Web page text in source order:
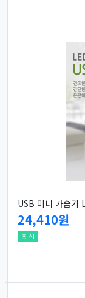
USB 미니 가습기
24,410원
최신